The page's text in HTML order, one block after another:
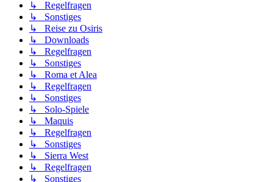
↳ Regelfragen
↳ Sonstiges
↳ Reise zu Osiris
↳ Downloads
↳ Regelfragen
↳ Sonstiges
↳ Roma et Alea
↳ Regelfragen
↳ Sonstiges
↳ Solo-Spiele
↳ Maquis
↳ Regelfragen
↳ Sonstiges
↳ Sierra West
↳ Regelfragen
↳ Sonstiges